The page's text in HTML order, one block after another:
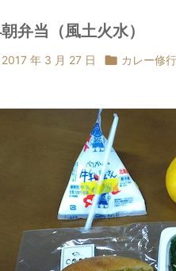
弁当（風土火水）
2017 年 3 月 27 日  カレー修